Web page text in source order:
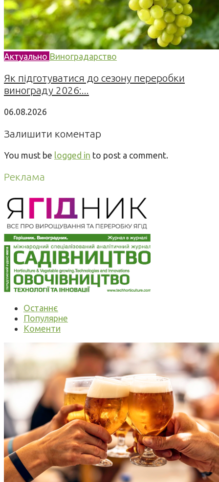
Актуально Виноградарство
Як підготуватися до сезону переробки
винограду 2026:...
06.08.2026
Залишити коментар
You must be logged in to post a comment.
Реклама
Останнє
Популярне
Коменти